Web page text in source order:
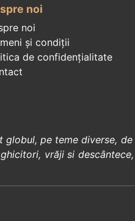
noi
noi
și condiții
de confidenţialitate
pe teme diverse, de
ghicitori, vrăji si descântece,